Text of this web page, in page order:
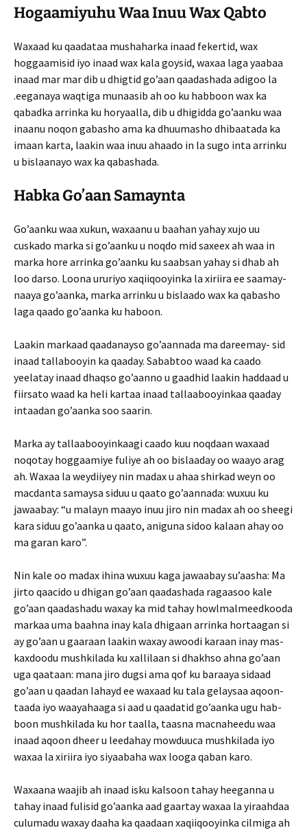
Hogaamiyuhu Waa Inuu Wax Qabto
Waxaad ku qaadataa mushaharka inaad fekertid, wax
hoggaamisid iyo inaad wax kala goysid, waxaa laga yaabaa
inaad mar mar dib u dhigtid go’aan qaadashada adigoo la
.eeganaya waqtiga munaasib ah oo ku habboon wax ka
qabadka arrinka ku horyaalla, dib u dhigidda go’aanku waa
inaanu noqon gabasho ama ka dhuumasho dhibaatada ka
imaan karta, laakin waa inuu ahaado in la sugo inta arrinku
u bislaanayo wax ka qabashada.
Habka Go’aan Samaynta
Go’aanku waa xukun, waxaanu u baahan yahay xujo uu
cuskado marka si go’aanku u noqdo mid saxeex ah waa in
marka hore arrinka go’aanku ku saabsan yahay si dhab ah
loo darso. Loona ururiyo xaqiiqooyinka la xiriira ee saamay-
naaya go’aanka, marka arrinku u bislaado wax ka qabasho
laga qaado go’aanka ku haboon.
Laakin markaad qaadanayso go’aannada ma dareemay- sid
inaad tallabooyin ka qaaday. Sababtoo waad ka caado
yeelatay inaad dhaqso go’aanno u gaadhid laakin haddaad u
fiirsato waad ka heli kartaa inaad tallaabooyinkaa qaaday
intaadan go’aanka soo saarin.
Marka ay tallaabooyinkaagi caado kuu noqdaan waxaad
noqotay hoggaamiye fuliye ah oo bislaaday oo waayo arag
ah. Waxaa la weydiiyey nin madax u ahaa shirkad weyn oo
macdanta samaysa siduu u qaato go’aannada: wuxuu ku
jawaabay: “u malayn maayo inuu jiro nin madax ah oo sheegi
kara siduu go’aanka u qaato, aniguna sidoo kalaan ahay oo
ma garan karo”.
Nin kale oo madax ihina wuxuu kaga jawaabay su’aasha: Ma
jirto qaacido u dhigan go’aan qaadashada ragaasoo kale
go’aan qaadashadu waxay ka mid tahay howlmalmeedkooda
markaa uma baahna inay kala dhigaan arrinka hortaagan si
ay go’aan u gaaraan laakin waxay awoodi karaan inay mas-
kaxdoodu mushkilada ku xallilaan si dhakhso ahna go’aan
uga qaataan: mana jiro dugsi ama qof ku baraaya sidaad
go’aan u qaadan Iahayd ee waxaad ku tala gelaysaa aqoon­
taada iyo waayahaaga si aad u qaadatid go’aanka ugu hab­
boon mushkilada ku hor taalla, taasna macnaheedu waa
inaad aqoon dheer u leedahay mowduuca mushkilada iyo
waxaa la xiriira iyo siyaabaha wax looga qaban karo.
Waxaana waajib ah inaad isku kalsoon tahay heeganna u
tahay inaad fulisid go’aanka aad gaartay waxaa la yiraahdaa
culumadu waxay daaha ka qaadaan xaqiiqooyinka cilmiga ah